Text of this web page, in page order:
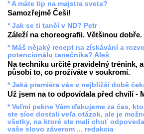
* A máte tip na majstra sveta?
Samozřejmě Češi!
* Jak se ti tančí v ND? Petr
Záleží na choreografii. Většinou dobře.
* Máš nějaký recept na získávání a
potencionálu tanečníka? Aleš
Na techniku určitě pravidelný trénink,
působí to, co prožíváte v soukromí.
* Jaká premiéra vás v nejbližší době
Už jsem na to odpovídala před chvílí -
* Veľmi pekne Vám ďakujeme za čas,
ste síce dostali veľa otázok, ale je
všetky, na ktoré ste mali chuť
vaše slovo záverom ... redakcia